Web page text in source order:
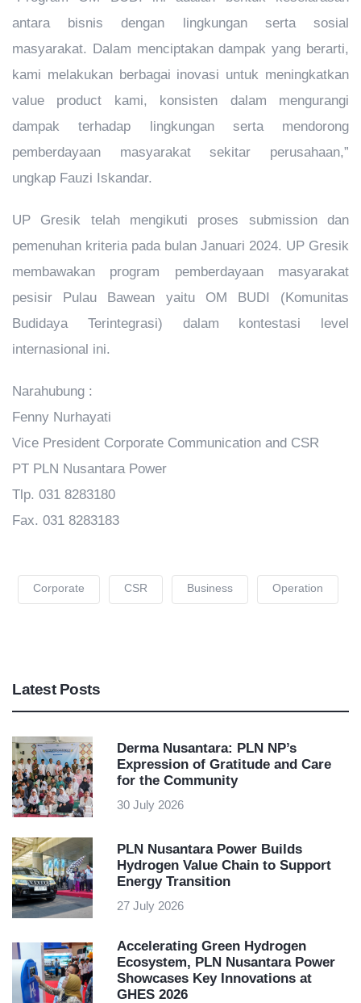
antara bisnis dengan lingkungan serta sosial
masyarakat. Dalam menciptakan dampak yang berarti,
kami melakukan berbagai inovasi untuk meningkatkan
value product kami, konsisten dalam mengurangi
dampak terhadap lingkungan serta mendorong
pemberdayaan masyarakat sekitar perusahaan,”
ungkap Fauzi Iskandar.
UP Gresik telah mengikuti proses submission dan
pemenuhan kriteria pada bulan Januari 2024. UP Gresik
membawakan program pemberdayaan masyarakat
pesisir Pulau Bawean yaitu OM BUDI (Komunitas
Budidaya Terintegrasi) dalam kontestasi level
internasional ini.
Narahubung :
Fenny Nurhayati
Vice President Corporate Communication and CSR
PT PLN Nusantara Power
Tlp. 031 8283180
Fax. 031 8283183
Corporate CSR Business Operation
Latest Posts
Derma Nusantara: PLN NP’s
Expression of Gratitude and Care
for the Community
30 July 2026
PLN Nusantara Power Builds
Hydrogen Value Chain to Support
Energy Transition
27 July 2026
Accelerating Green Hydrogen
Ecosystem, PLN Nusantara Power
Showcases Key Innovations at
GHES 2026